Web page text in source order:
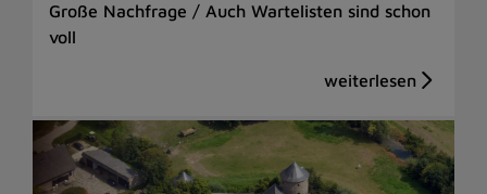
Große Nachfrage / Auch Wartelisten sind schon
voll